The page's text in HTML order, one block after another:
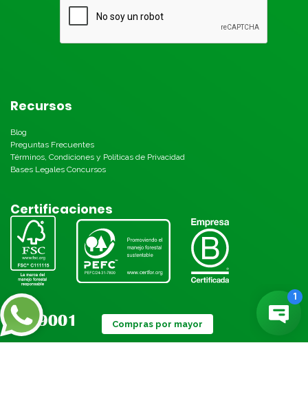
Recursos
Blog
Preguntas Frecuentes
Términos, Condiciones y Políticas de Privacidad
Bases Legales Concursos
Certificaciones
Compras por mayor